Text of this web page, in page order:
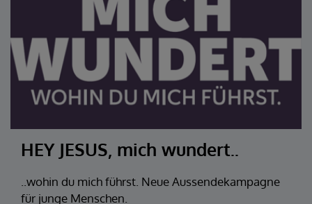
HEY JESUS, mich wundert..
..wohin du mich führst. Neue Aussendekampagne
für junge Menschen.